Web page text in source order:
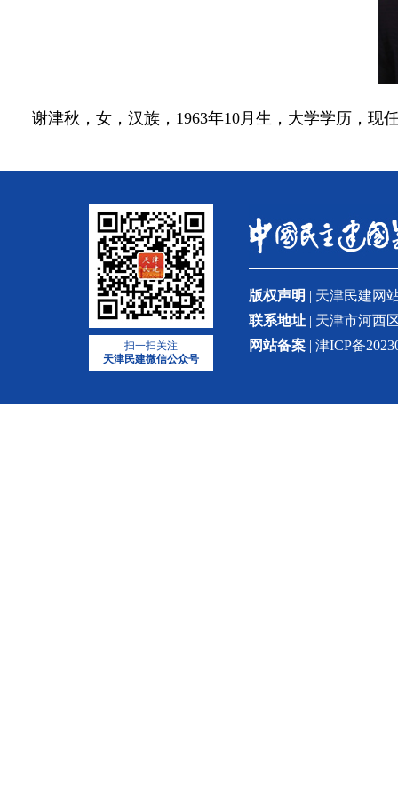
谢津秋，女，汉族，1963年10月生，大学学历，现
扫一扫关注
天津民建微信公众号
版权声明 | 天津民建网
联系地址 | 天津市河西
网站备案 | 津ICP备